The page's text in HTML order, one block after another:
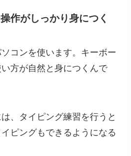
作がしっかり身につく
コンを使います。キーボー
方が自然と身につくんで
、タイピング練習を行うと
ピングもできるようになる